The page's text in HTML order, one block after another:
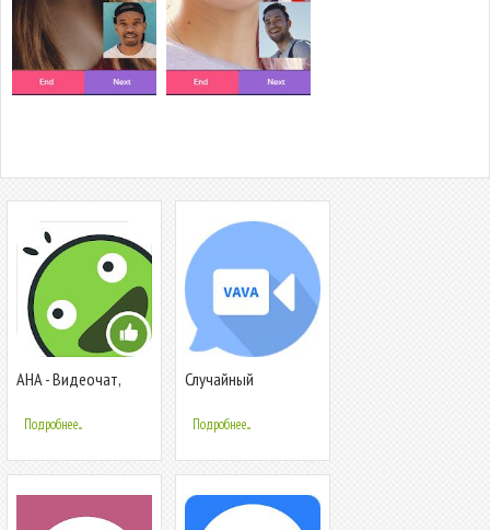
AHA - Видеочат,
Подробнее...
Случайный
Подробнее...